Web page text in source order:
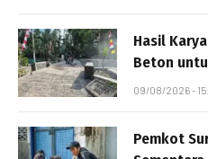
Hasil
Beton
09/08/2026 -
Pemkot